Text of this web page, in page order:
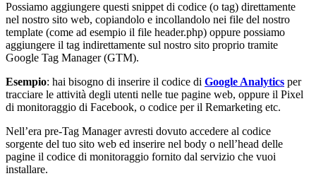
Possiamo aggiungere questi snippet di codice (o tag) direttamente
nel nostro sito web, copiandolo e incollandolo nei file del nostro
template (come ad esempio il file header.php) oppure possiamo
aggiungere il tag indirettamente sul nostro sito proprio tramite
Google Tag Manager (GTM).
Esempio: hai bisogno di inserire il codice di Google Analytics per
tracciare le attività degli utenti nelle tue pagine web, oppure il Pixel
di monitoraggio di Facebook, o codice per il Remarketing etc.
Nell’era pre-Tag Manager avresti dovuto accedere al codice
sorgente del tuo sito web ed inserire nel body o nell’head delle
pagine il codice di monitoraggio fornito dal servizio che vuoi
installare.